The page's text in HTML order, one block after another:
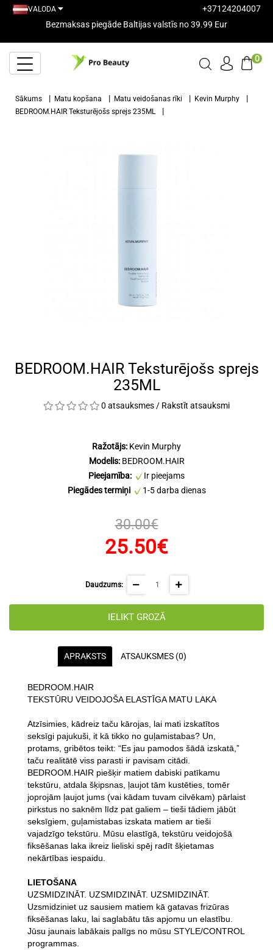
VALODA
+37124204007
Bezmaksas piegāde Baltijas valstīs no 39.99 Eur
0
Sākums Matu kopšana Matu veidošanas rīki
Kevin Murphy
BEDROOM.HAIR Teksturējošs sprejs 235ML
BEDROOM.HAIR Teksturējošs sprejs
235ML
0 atsauksmes / Rakstīt atsauksmi
Ražotājs: Kevin Murphy
Modelis:BEDROOM.HAIR
Pieejamība:
Ir pieejams
Piegādes termiņi
1-5 darba dienas
30.00€
25.50€
Daudzums:
IELIKT GROZĀ
APRAKSTS ATSAUKSMES (0)
BEDROOM.HAIR
TEKSTŪRU VEIDOJOŠA ELASTĪGA MATU LAKA
Atzīsimies, kādreiz taču kārojas, lai mati izskatītos
seksīgi pajukuši, it kā tikko no guļamistabas? Un,
protams, gribētos teikt: “Es jau pamodos šādā izskatā,”
taču realitātē viss parasti ir pavisam citādi.
BEDROOM.HAIR piešķir matiem dabiski patīkamu
tekstūru, atdala šķipsnas, ļaujot tām kustēties, tomēr
joprojām ļaujot jums (vai kādam tuvam cilvēkam) pārlaist
pirkstus no saknēm līdz pat galiem – tieši tādiem jābūt
seksīgiem, guļamistabas izskata matiem ar tieši
vajadzīgo tekstūru. Mūsu elastīgā, tekstūru veidojošā
fiksēšanas laka ikreiz lieliski spēj radīt šķietamas
nekārtības iespaidu.
LIETOŠANA
UZSMIDZINĀT. UZSMIDZINĀT. UZSMIDZINĀT.
Uzsmidziniet uz sausiem matiem kā gatavas frizūras
fiksēšanas laku, lai saglabātu tās apjomu un elastību.
Jūsu jaunais labākais palīgs no mūsu STYLE/CONTROL
programmas.